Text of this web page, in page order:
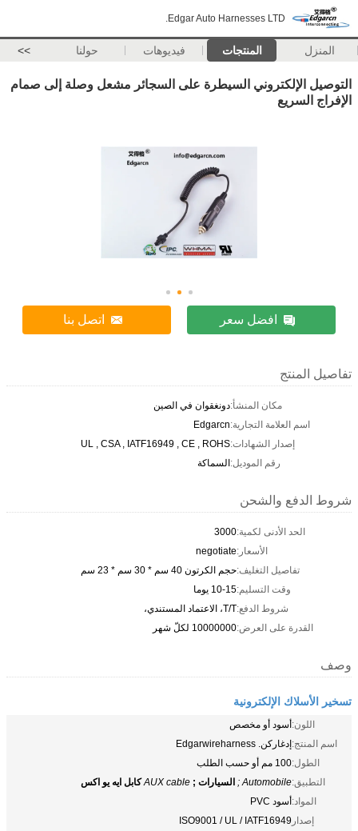
Edgar Auto Harnesses LTD.
المنزل المنتجات فيديوهات حولنا >>
التوصيل الإلكتروني السيطرة على السجائر مشعل وصلة إلى صمام
الإفراج السريع
افضل سعر اتصل بنا
تفاصيل المنتج
مكان المنشأ:دونغقوان في الصين
اسم العلامة التجارية:Edgarcn
إصدار الشهادات:UL , CSA , IATF16949 , CE , ROHS
رقم الموديل:السماكة
شروط الدفع والشحن
الحد الأدنى لكمية:3000
الأسعار:negotiate
تفاصيل التغليف:حجم الكرتون 40 سم * 30 سم * 23 سم
وقت التسليم:10-15 يوما
شروط الدفع:T/T، الاعتماد المستندي،
القدرة على العرض:10000000 لكلّ شهر
وصف
تسخير الأسلاك الإلكترونية
اللون:أسود أو مخصص
اسم المنتج:إدغاركن. Edgarwireharness
الطول:100 مم أو حسب الطلب
التطبيق:Automobile ; السيارات ; AUX cable كابل ايه يو اكس
المواد:أسود PVC
إصدار ISO9001 / UL / IATF16949